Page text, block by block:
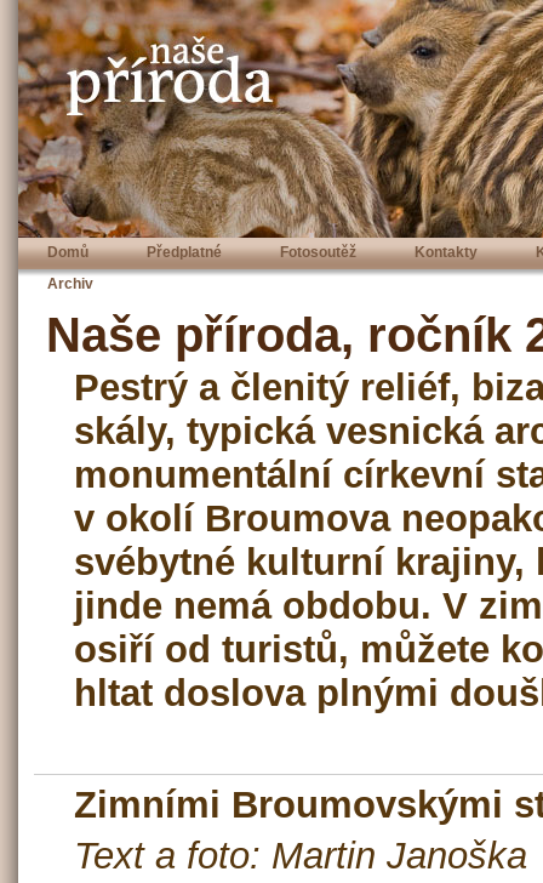
Domů Předplatné Fotosoutěž Kontakty
Archiv
Naše příroda, ročník
Pestrý a členitý reliéf,
skály, typická vesnická
monumentální církevní
v okolí Broumova
svébytné kulturní krajiny,
jinde nemá obdobu. V
osiří od turistů, můžete
hltat doslova plnými
Zimními Broumovskými
Text a foto: Martin Janoška